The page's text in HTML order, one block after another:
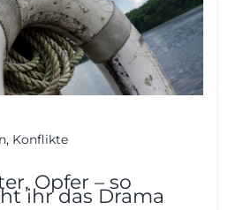
, Konflikte
Opfer – so
ihr das Drama